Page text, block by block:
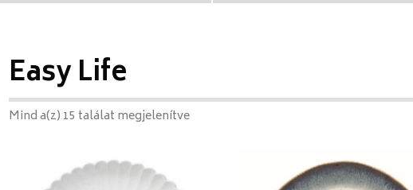
Easy Life
Mind a(z) 15 találat megjelenítve